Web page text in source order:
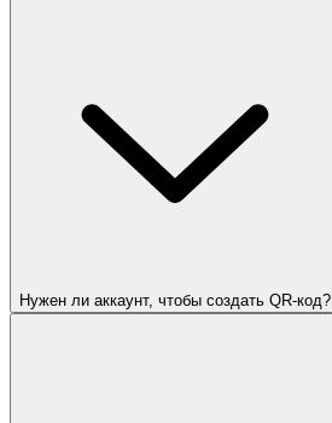
Нужен ли аккаунт, чтобы создать QR-код?